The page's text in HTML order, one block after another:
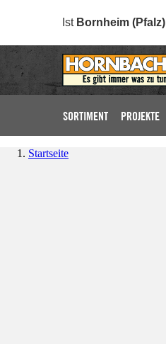
Ist Bornheim (Pfalz)
SORTIMENT PROJEKTE
Startseite